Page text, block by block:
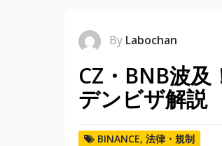
By Labochan
CZ・BNB波
デンビザ解説
BINANCE, 法律・規制